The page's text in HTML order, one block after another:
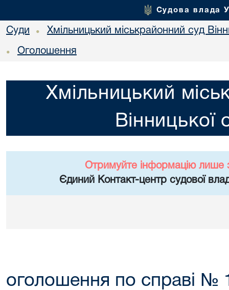
Судова влада
Суди • Хмільницький міськрайонний суд
• Оголошення
Хмільницький
Вінницької
Отримуйте інформацію лише
Єдиний Контакт-центр судової
оголошення по справі №